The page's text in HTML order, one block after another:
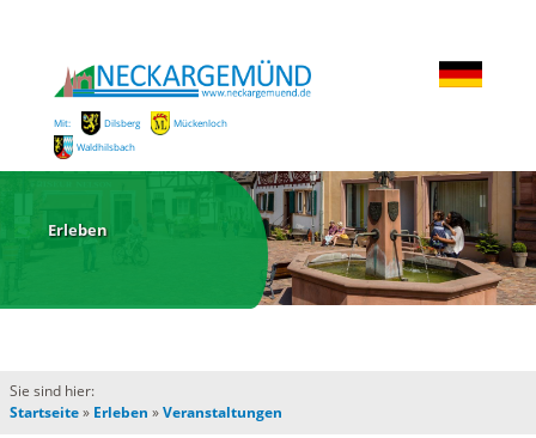
Mit: Dilsberg
Mückenloch
Waldhilsbach
Erleben
Sie sind hier:
Startseite» Erleben »Veranstaltungen